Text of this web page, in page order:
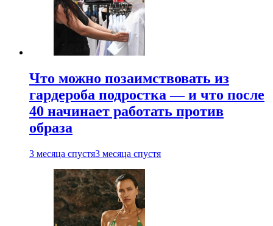
Что можно позаимствовать из
гардероба подростка — и что после
40 начинает работать против
образа
3 месяца спустя3 месяца спустя